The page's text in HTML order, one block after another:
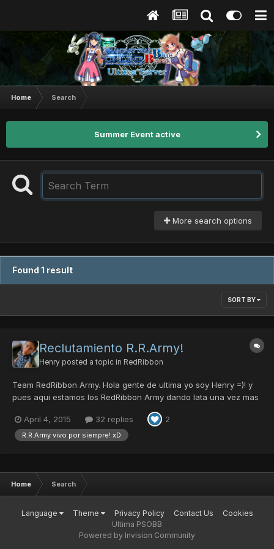
Home Search
Summer Event active
More search options
Found 1 result
SORT BY
Reclutamiento R.R.Army!
Henry posted a topic in RedRibbon
Team RedRibbon Army. Hola gente de ultima yo soy Henry =)! y
pues aqui estamos los RedRibbon Army dando lata una vez mas
miesbros para el team, hago este topic por varias razones, una
de ellas es para revivir esta seccion de recluta...
April 4, 2015 32 replies 2
R.R.Army vivo por siempre! xD
Home Search
Language Theme Privacy Policy Contact Us
Cookies
Ultima PSOBB
Powered by Invision Community